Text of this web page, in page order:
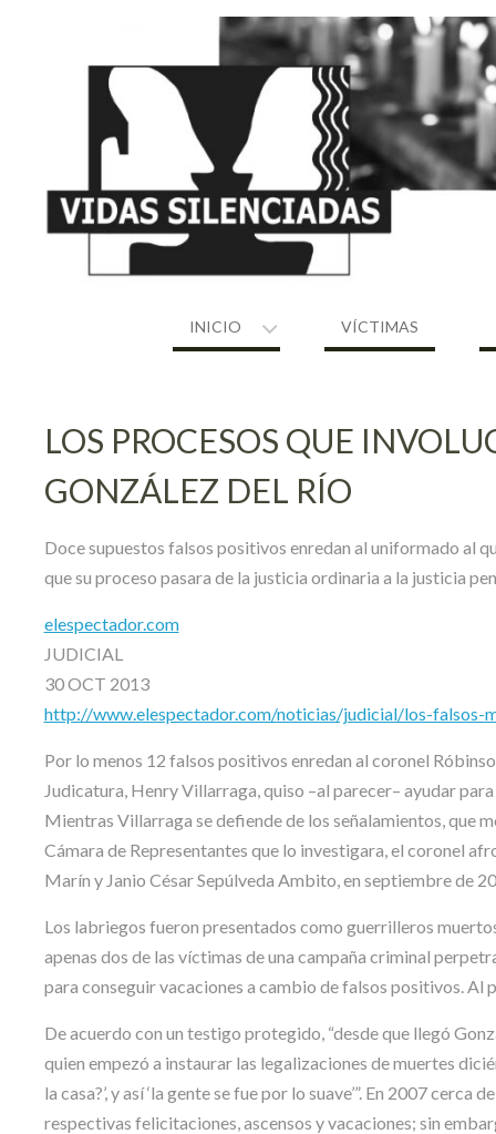
INICIO VÍCTIMAS
LOS PROCESOS QUE
GONZÁLEZ DEL RÍO
Doce supuestos falsos positivos enredan al uniformado al
que su proceso pasara de la justicia ordinaria a la justicia
elespectador.com
JUDICIAL
30 OCT 2013
http://www.elespectador.com/noticias/judicial/los-falsos-
Por lo menos 12 falsos positivos enredan al coronel
Judicatura, Henry Villarraga, quiso –al parecer– ayudar
Mientras Villarraga se defiende de los señalamientos, que
Cámara de Representantes que lo investigara, el coronel
Marín y Janio César Sepúlveda Ambito, en septiembre de
Los labriegos fueron presentados como guerrilleros
apenas dos de las víctimas de una campaña criminal
para conseguir vacaciones a cambio de falsos positivos. Al
De acuerdo con un testigo protegido, “desde que llegó
quien empezó a instaurar las legalizaciones de muertes
la casa?’, y así ‘la gente se fue por lo suave’”. En 2007
respectivas felicitaciones, ascensos y vacaciones; sin